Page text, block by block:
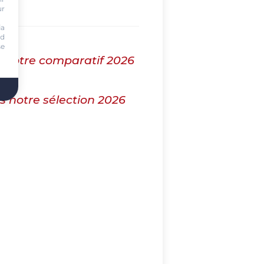
notre comparatif 2026
notre sélection 2026